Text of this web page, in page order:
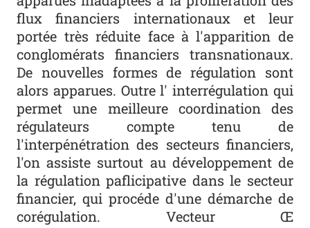
flux financiers internationaux et leur
portée très réduite face à l'apparition de
conglomérats financiers transnationaux.
De nouvelles formes de régulation sont
alors apparues. Outre l' interrégulation qui
permet une meilleure coordination des
régulateurs compte tenu de
l'interpénétration des secteurs financiers,
l'on assiste surtout au développement de
la régulation paflicipative dans le secteur
financier, qui procéde d'une démarche de
corégulation. Vecteur Œ